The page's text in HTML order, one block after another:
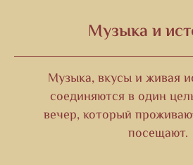
Музыка и
Музыка, вкусы и живая
соединяются в один
вечер, который
посещают.